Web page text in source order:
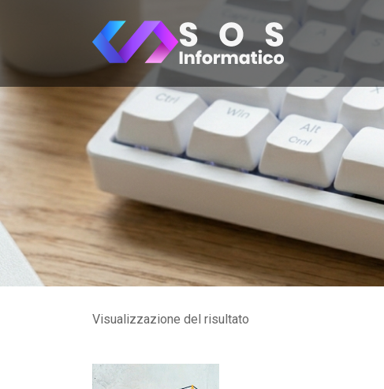
Visualizzazione del risultato